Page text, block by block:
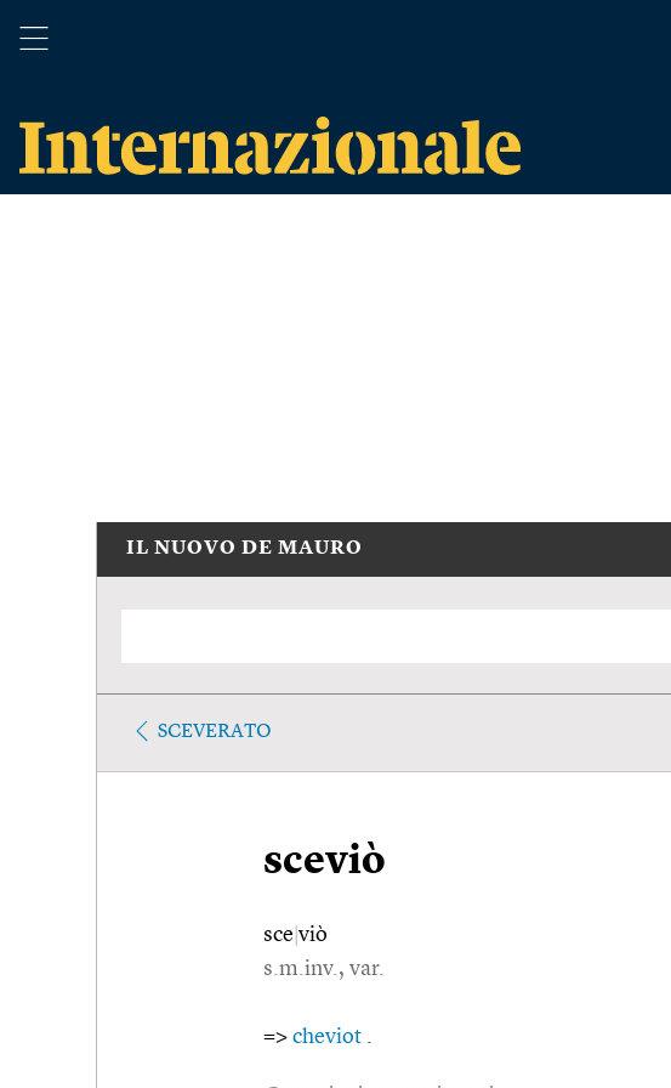
IL NUOVO DE MAURO
SCEVERATO
sceviò
sce viò
s.m.inv., var.
=> cheviot .